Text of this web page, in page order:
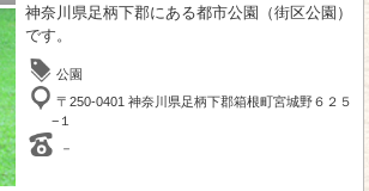
神奈川県足柄下郡にある都市公園（街区公園）
です。
公園
〒250-0401 神奈川県足柄下郡箱根町宮城野６２５
−１
－